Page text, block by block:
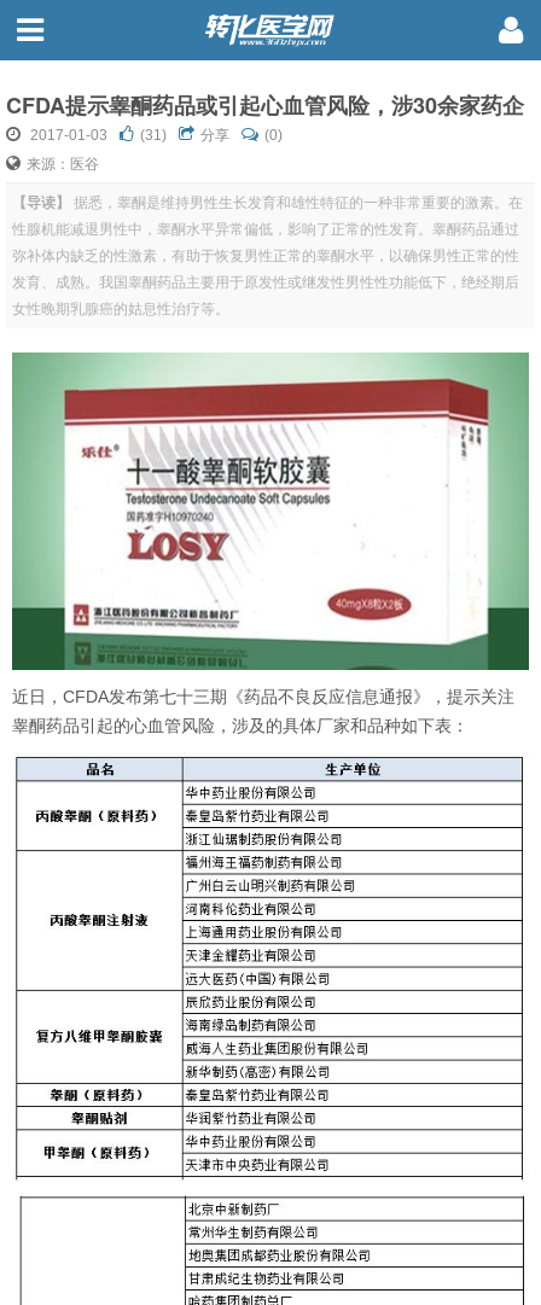
CFDA提示睾酮药品或引起心血管风险，涉30余家药企
2017-01-03 (31) 分享
(0)
来源：医谷
【导读】
据悉，睾酮是维持男性生长发育和雄性特征的一种非常重要的激素。在
性腺机能减退男性中，睾酮水平异常偏低，影响了正常的性发育。睾酮药品通过
弥补体内缺乏的性激素，有助于恢复男性正常的睾酮水平，以确保男性正常的性
发育、成熟。我国睾酮药品主要用于原发性或继发性男性性功能低下，绝经期后
女性晚期乳腺癌的姑息性治疗等。
近日， CFDA发布第七十三期《药品不良反应信息通报》，提示关注
睾酮药品引起的心血管风险，涉及的具体厂家和品种如下表：